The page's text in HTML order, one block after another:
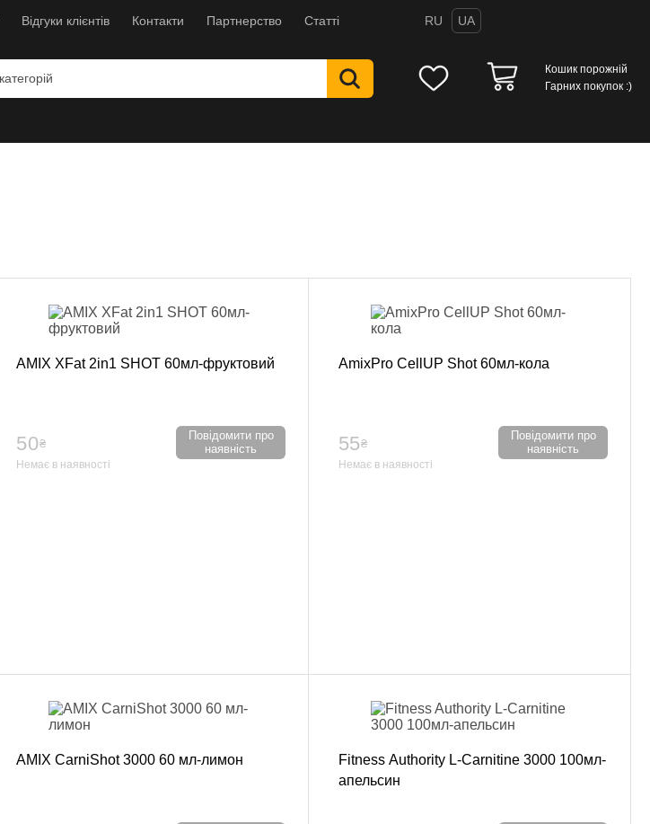
Відгуки клієнтів Контакти Партнерство Статті RU UA
Кошик порожній
Гарних покупок :)
AMIX XFat 2in1 SHOT 60мл-фруктовий
50₴
Немає в наявності
Повідомити про
наявність
AmixPro CellUP Shot 60мл-кола
55₴
Немає в наявності
Повідомити про
наявність
AMIX CarniShot 3000 60 мл-лимон
Fitness Authority L-Carnitine 3000 100мл-
апельсин